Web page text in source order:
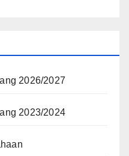
2026/2027
2023/2024